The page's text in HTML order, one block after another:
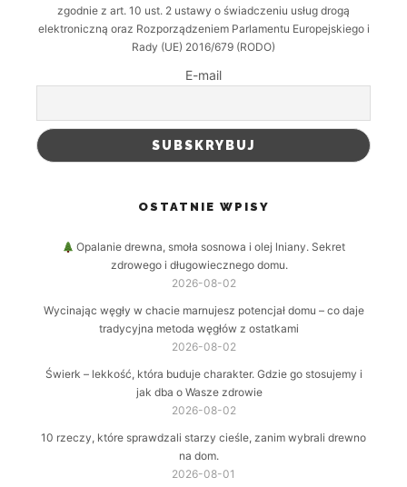
zgodnie z art. 10 ust. 2 ustawy o świadczeniu usług drogą
elektroniczną oraz Rozporządzeniem Parlamentu Europejskiego i
Rady (UE) 2016/679 (RODO)
E-mail
OSTATNIE WPISY
Opalanie drewna, smoła sosnowa i olej lniany. Sekret
zdrowego i długowiecznego domu.
2026-08-02
Wycinając węgły w chacie marnujesz potencjał domu – co daje
tradycyjna metoda węgłów z ostatkami
2026-08-02
Świerk – lekkość, która buduje charakter. Gdzie go stosujemy i
jak dba o Wasze zdrowie
2026-08-02
10 rzeczy, które sprawdzali starzy cieśle, zanim wybrali drewno
na dom.
2026-08-01